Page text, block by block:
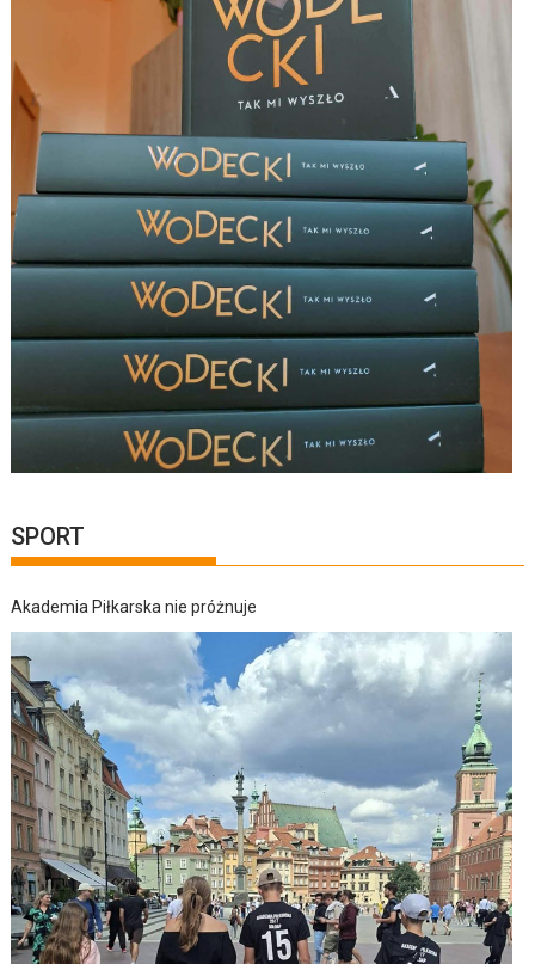
SPORT
Akademia Piłkarska nie próżnuje